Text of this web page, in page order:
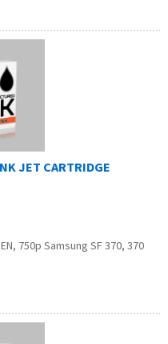
JET CARTRIDGE
750p Samsung SF 370, 370